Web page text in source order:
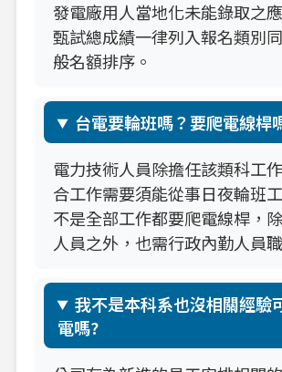
發電廠用人當地化未能錄取之
甄試總成績一律列入報名類別
般名額排序。
台電要輪班嗎？要爬電線桿
電力技術人員除擔任該類科工
合工作需要須能從事日夜輪班
不是全部工作都要爬電線桿，
人員之外，也需行政內勤人員
我不是本科系也沒相關經驗
電嗎?